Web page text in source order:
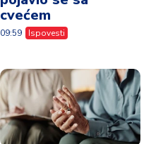
cvećem
09:59 Ispovesti